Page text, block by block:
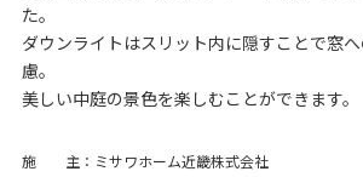
た。
ダウンライトはスリット内に隠すことで窓
慮。
美しい中庭の景色を楽しむことができます。
施主
ミサワホーム近畿株式会社